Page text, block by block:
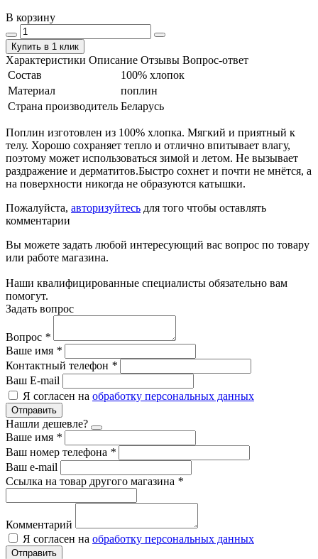
В корзину
Купить в 1 клик
Характеристики Описание Отзывы Вопрос-ответ
Состав
100% хлопок
Материал
поплин
Страна производитель Беларусь
Поплин изготовлен из 100% хлопка. Мягкий и приятный к
телу. Хорошо сохраняет тепло и отлично впитывает влагу,
поэтому может использоваться зимой и летом. Не вызывает
раздражение и дерматитов.Быстро сохнет и почти не мнётся, а
на поверхности никогда не образуются катышки.
Пожалуйста, авторизуйтесь для того чтобы оставлять
комментарии
Вы можете задать любой интересующий вас вопрос по товару
или работе магазина.
Наши квалифицированные специалисты обязательно вам
помогут.
Задать вопрос
Вопрос *
Ваше имя *
Контактный телефон *
Ваш E-mail
Я согласен на обработку персональных данных
Отправить
Нашли дешевле?
Ваше имя *
Ваш номер телефона *
Ваш e-mail
Ссылка на товар другого магазина *
Комментарий
Я согласен на обработку персональных данных
Отправить